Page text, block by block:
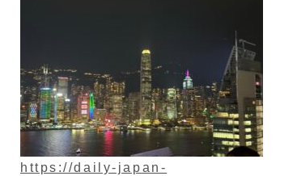
https://daily-japan-